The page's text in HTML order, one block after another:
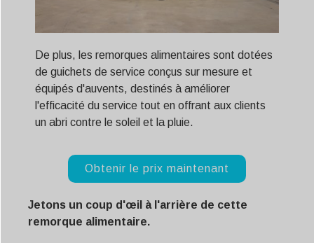
De plus, les remorques alimentaires sont dotées
de guichets de service conçus sur mesure et
équipés d'auvents, destinés à améliorer
l'efficacité du service tout en offrant aux clients
un abri contre le soleil et la pluie.
Obtenir le prix maintenant
Jetons un coup d'œil à l'arrière de cette
remorque alimentaire.